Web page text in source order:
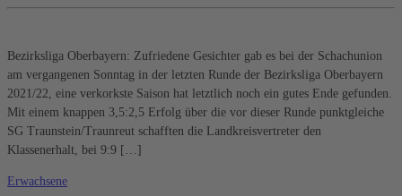
Bezirksliga Oberbayern: Zufriedene Gesichter gab es bei der Schachunion
am vergangenen Sonntag in der letzten Runde der Bezirksliga Oberbayern
2021/22, eine verkorkste Saison hat letztlich noch ein gutes Ende gefunden.
Mit einem knappen 3,5:2,5 Erfolg über die vor dieser Runde punktgleiche
SG Traunstein/Traunreut schafften die Landkreisvertreter den
Klassenerhalt, bei 9:9 […]
Erwachsene